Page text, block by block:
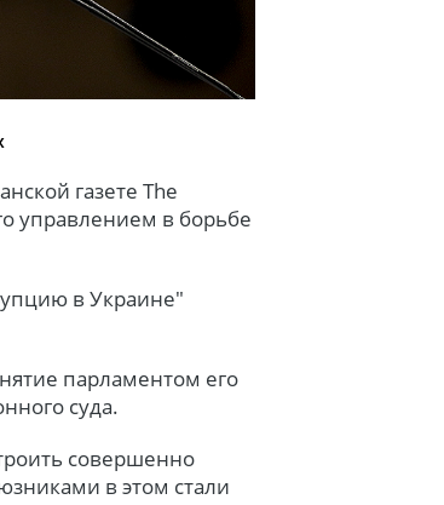
газете The
управлением в борьбе
в Украине"
парламентом его
суда.
совершенно
в этом стали